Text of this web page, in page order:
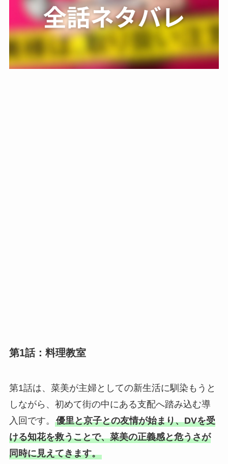
第1話：料理教室
第1話は、菜美が主婦としての新生活に馴染もうと
しながら、初めて街の中にある支配へ踏み込む導
入回です。 優里と京子との友情が始まり、DVを受
ける知花を救うことで、菜美の正義感と危うさが
同時に見えてきます。